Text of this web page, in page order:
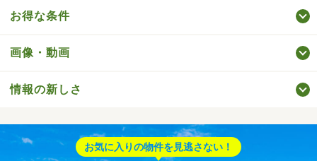
お得な条件
画像・動画
情報の新しさ
お気に入りの物件を見逃さない！